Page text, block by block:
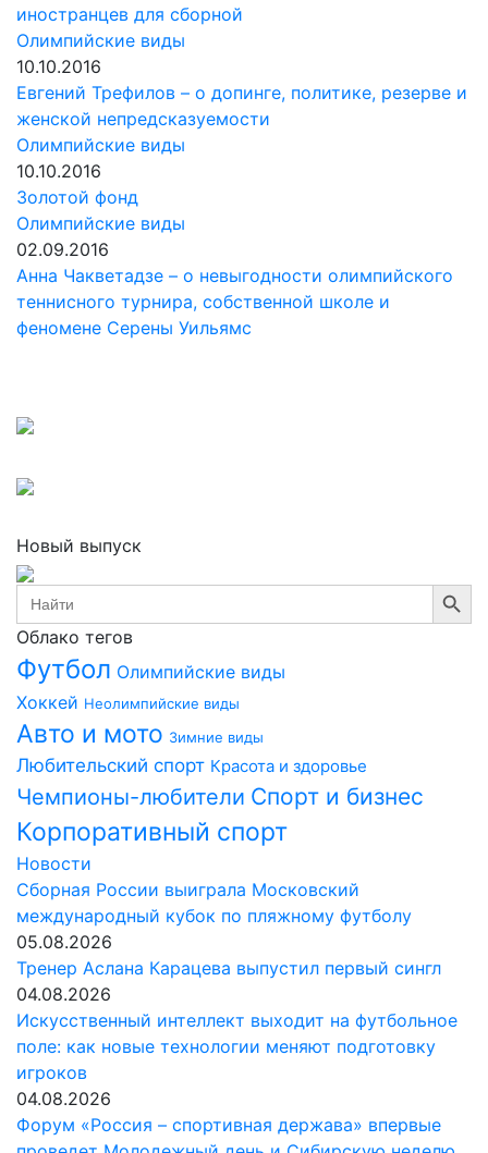
иностранцев для сборной
Олимпийские виды
10.10.2016
Евгений Трефилов – о допинге, политике, резерве и
женской непредсказуемости
Олимпийские виды
10.10.2016
Золотой фонд
Олимпийские виды
02.09.2016
Анна Чакветадзе – о невыгодности олимпийского
теннисного турнира, собственной школе и
феномене Серены Уильямс
Новый выпуск
Search
for:
Search Button
Облако тегов
Футбол Олимпийские виды
Хоккей Неолимпийские виды
Авто и мото Зимние виды
Любительский спорт Красота и здоровье
Чемпионы-любители Спорт и бизнес
Корпоративный спорт
Новости
Сборная России выиграла Московский
международный кубок по пляжному футболу
05.08.2026
Тренер Аслана Карацева выпустил первый сингл
04.08.2026
Искусственный интеллект выходит на футбольное
поле: как новые технологии меняют подготовку
игроков
04.08.2026
Форум «Россия – спортивная держава» впервые